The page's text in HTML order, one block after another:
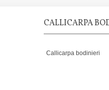
CALLICARPA
Callicarpa bodinieri